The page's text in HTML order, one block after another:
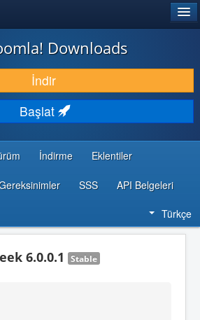
Downloads
İndir
Başlat
İndirme Eklentiler
SSS API Belgeleri
Türkçe
6.0.0.1 Stable